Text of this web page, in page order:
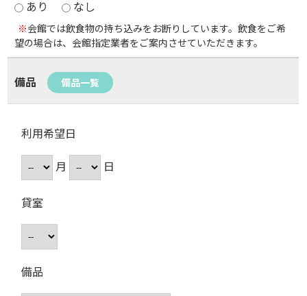
あり
なし
※会館では飲食物の持ち込みをお断りしています。飲食をご希
望の場合は、会館指定業者をご案内させていただきます。
備品 備品一覧
利用希望日
月
日
貸室
備品